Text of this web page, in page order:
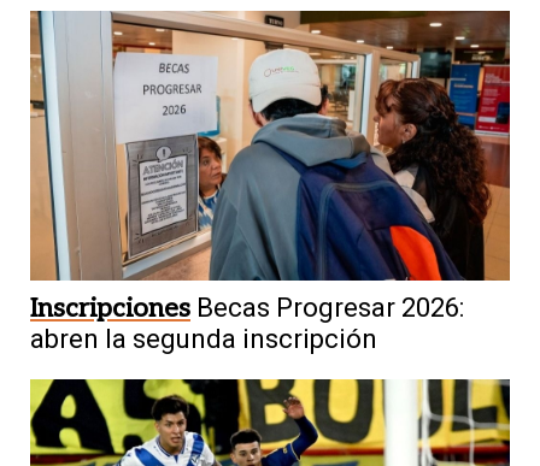
Inscripciones Becas Progresar 2026:
abren la segunda inscripción